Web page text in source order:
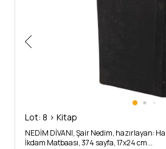
Lot: 8 > Kitap
NEDİM DİVANI, Şair Nedim, hazırlayan:
İkdam Matbaası, 374 sayfa, 17x24 cm...